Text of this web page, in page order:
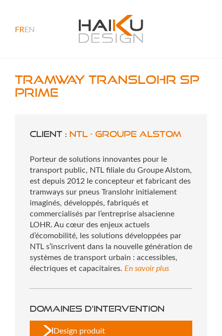
FREN
Tramway TRANSLOHR SP
Prime
Client : NTL - Groupe Alstom
Porteur de solutions innovantes pour le
transport public, NTL filiale du Groupe Alstom,
est depuis 2012 le concepteur et fabricant des
tramways sur pneus Translohr initialement
imaginés, développés, fabriqués et
commercialisés par l’entreprise alsacienne
LOHR. Au cœur des enjeux actuels
d’écomobilité, les solutions développées par
NTL s’inscrivent dans la nouvelle génération de
systèmes de transport urbain : accessibles,
électriques et capacitaires. En savoir plus
Domaines d'intervention
Design produit